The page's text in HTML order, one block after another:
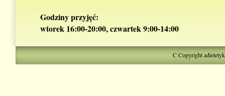
Godziny przyjęć:
wtorek 16:00-20:00, czwartek 9:00-14:00
C Copyright